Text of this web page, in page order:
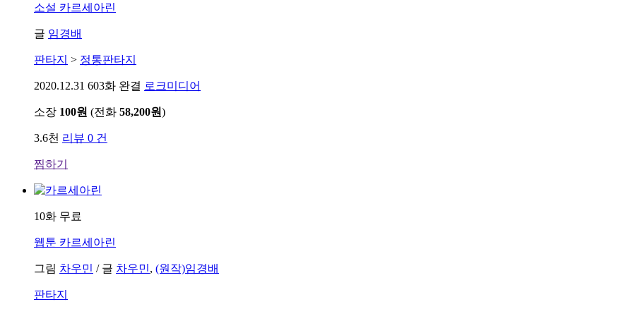
소설 카르세아린
글 임경배
판타지 > 정통판타지
2020.12.31 603화 완결 로크미디어
소장 100원 (전화 58,200원)
3.6천 리뷰 0 건
찜하기
10화 무료
웹툰 카르세아린
그림 차우민 / 글 차우민, (원작)임경배
판타지